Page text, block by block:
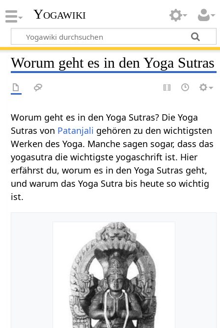
Yogawiki
Worum geht es in den Yoga Sutras
Worum geht es in den Yoga Sutras? Die Yoga
Sutras von Patanjali gehören zu den wichtigsten
Werken des Yoga. Manche sagen sogar, dass das
yogasutra die wichtigste yogaschrift ist. Hier
erfährst du, worum es in den Yoga Sutras geht,
und warum das Yoga Sutra bis heute so wichtig
ist.